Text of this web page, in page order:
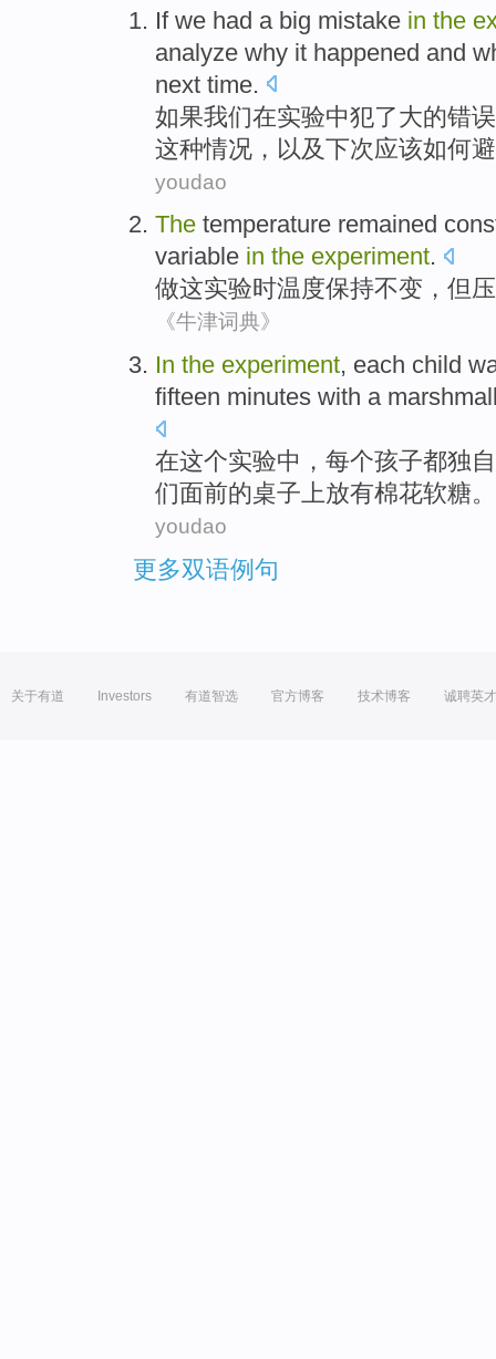
If we had a big mistake in the
analyze why it happened and
next time.
如果我们在实验中犯了大的错
这种情况，以及下次应该如何
youdao
The temperature remained
variable in the experiment.
做这实验时温度保持不变 ， 但
《牛津词典》
In the experiment, each child
fifteen minutes with a
在这个实验中，每个孩子都独
们面前的桌子上放有棉花软糖。
youdao
更多双语例句
关于有道 Investors 有道智选 官方博客 技术博客 诚聘英才